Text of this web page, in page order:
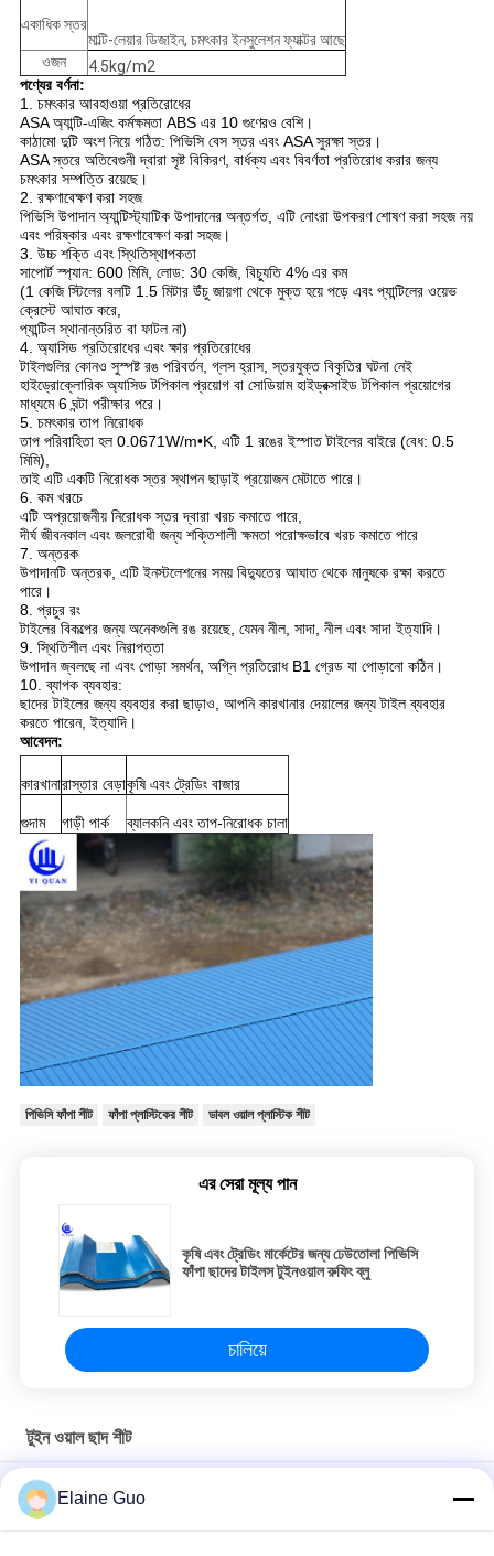
একাধিক স্তর
মাল্টি-লেয়ার ডিজাইন, চমৎকার ইনসুলেশন ফ্যাক্টর আছে
ওজন
4.5kg/m2
পণ্যের বর্ণনা:
1. চমৎকার আবহাওয়া প্রতিরোধের
ASA অ্যান্টি-এজিং কর্মক্ষমতা ABS এর 10 গুণেরও বেশি।
কাঠামো দুটি অংশ নিয়ে গঠিত: পিভিসি বেস স্তর এবং ASA সুরক্ষা স্তর।
ASA স্তরে অতিবেগুনী দ্বারা সৃষ্ট বিকিরণ, বার্ধক্য এবং বিবর্ণতা প্রতিরোধ করার জন্য
চমৎকার সম্পত্তি রয়েছে।
2. রক্ষণাবেক্ষণ করা সহজ
পিভিসি উপাদান অ্যান্টিস্ট্যাটিক উপাদানের অন্তর্গত, এটি নোংরা উপকরণ শোষণ করা সহজ নয়
এবং পরিষ্কার এবং রক্ষণাবেক্ষণ করা সহজ।
3. উচ্চ শক্তি এবং স্থিতিস্থাপকতা
সাপোর্ট স্প্যান: 600 মিমি, লোড: 30 কেজি, বিচ্যুতি 4% এর কম
(1 কেজি স্টিলের বলটি 1.5 মিটার উঁচু জায়গা থেকে মুক্ত হয়ে পড়ে এবং প্যান্টিলের ওয়েভ
ক্রেস্টে আঘাত করে,
প্যান্টিল স্থানান্তরিত বা ফাটল না)
4. অ্যাসিড প্রতিরোধের এবং ক্ষার প্রতিরোধের
টাইলগুলির কোনও সুস্পষ্ট রঙ পরিবর্তন, গ্লস হ্রাস, স্তরযুক্ত বিকৃতির ঘটনা নেই
হাইড্রোক্লোরিক অ্যাসিড টপিকাল প্রয়োগ বা সোডিয়াম হাইড্রক্সাইড টপিকাল প্রয়োগের
মাধ্যমে 6 ঘন্টা পরীক্ষার পরে।
5. চমৎকার তাপ নিরোধক
তাপ পরিবাহিতা হল 0.0671W/m•K, এটি 1 রঙের ইস্পাত টাইলের বাইরে (বেধ: 0.5
মিমি),
তাই এটি একটি নিরোধক স্তর স্থাপন ছাড়াই প্রয়োজন মেটাতে পারে।
6. কম খরচে
এটি অপ্রয়োজনীয় নিরোধক স্তর দ্বারা খরচ কমাতে পারে,
দীর্ঘ জীবনকাল এবং জলরোধী জন্য শক্তিশালী ক্ষমতা পরোক্ষভাবে খরচ কমাতে পারে
7. অন্তরক
উপাদানটি অন্তরক, এটি ইনস্টলেশনের সময় বিদ্যুতের আঘাত থেকে মানুষকে রক্ষা করতে
পারে।
8. প্রচুর রং
টাইলের বিকল্পের জন্য অনেকগুলি রঙ রয়েছে, যেমন নীল, সাদা, নীল এবং সাদা ইত্যাদি।
9. স্থিতিশীল এবং নিরাপত্তা
উপাদান জ্বলছে না এবং পোড়া সমর্থন, অগ্নি প্রতিরোধ B1 গ্রেড যা পোড়ানো কঠিন।
10. ব্যাপক ব্যবহার:
ছাদের টাইলের জন্য ব্যবহার করা ছাড়াও, আপনি কারখানার দেয়ালের জন্য টাইল ব্যবহার
করতে পারেন, ইত্যাদি।
আবেদন:
কারখানারাস্তার বেড়াকৃষি এবং ট্রেডিং বাজার
গুদাম গাড়ী পার্ক ব্যালকনি এবং তাপ-নিরোধক চালা
পিভিসি ফাঁপা শীট ফাঁপা প্লাস্টিকের শীট ডাবল ওয়াল প্লাস্টিক শীট
এর সেরা মূল্য পান
কৃষি এবং ট্রেডিং মার্কেটের জন্য ঢেউতোলা পিভিসি
ফাঁপা ছাদের টাইলস টুইনওয়াল রুফিং ব্লু
চালিয়ে
টুইন ওয়াল ছাদ শীট
ফ্যাক্টরির ফাঁপা ছাদের টাইলের জন্য তাপ নিরোধক পিভিসি 3 স্তরের টুইন ওয়াল ছাদের শীট
ফ্যাক্টরি ফার্মহাউস ওয়াল ক্ল্যাডিংয়ের জন্য মাল্টি লেয়ার পিভিসি টুইন ওয়াল হোলো রুফ শীট
Elaine Guo